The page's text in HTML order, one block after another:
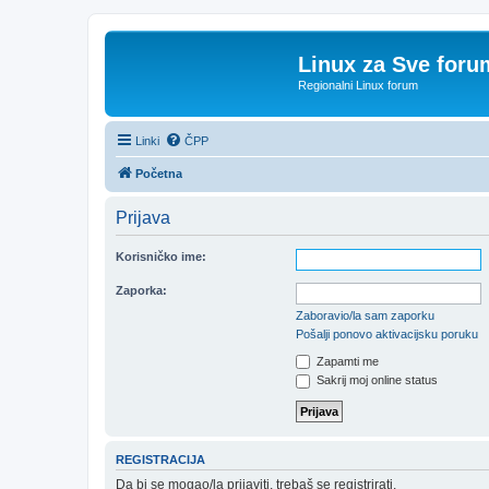
Linux za Sve
Regionalni Linux forum
Linki ČPP
Početna
Prijava
Korisničko ime:
Zaporka:
Zaboravio/la sam zaporku
Pošalji ponovo aktivacijsku poruku
Zapamti me
Sakrij moj online status
REGISTRACIJA
Da bi se mogao/la prijaviti, trebaš se registrirati.